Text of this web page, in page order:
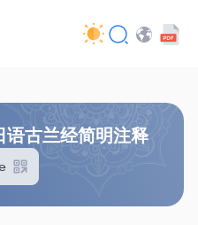
语古兰经简明注释